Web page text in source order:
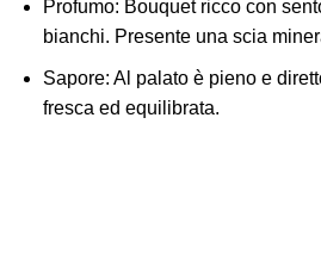
Profumo: Bouquet ricco con
bianchi. Presente una scia
Sapore: Al palato è pieno e
fresca ed equilibrata.